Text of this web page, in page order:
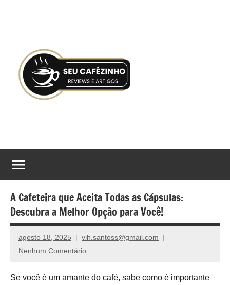
conteúdo
Seu
Cafézinho
tomar
boas
decisões
no
compras,
venha
nossos
A Cafeteira que Aceita Todas as Cápsulas:
Descubra a Melhor Opção para Você!
agosto 18, 2025
vih.santoss@gmail.com
Nenhum Comentário
Se você é um amante do café, sabe como é importante